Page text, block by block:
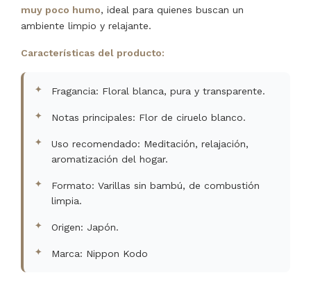
muy poco humo, ideal para quienes buscan un
ambiente limpio y relajante.
Características del producto:
Fragancia: Floral blanca, pura y transparente.
Notas principales: Flor de ciruelo blanco.
Uso recomendado: Meditación, relajación,
aromatización del hogar.
Formato: Varillas sin bambú, de combustión
limpia.
Origen: Japón.
Marca: Nippon Kodo